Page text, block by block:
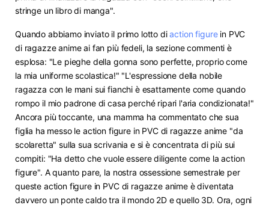
stringe un libro di manga".
Quando abbiamo inviato il primo lotto diaction figurein PVC
di ragazze anime ai fan più fedeli, la sezione commenti è
esplosa: "Le pieghe della gonna sono perfette, proprio come
la mia uniforme scolastica!" "L'espressione della nobile
ragazza con le mani sui fianchi è esattamente come quando
rompo il mio padrone di casa perché ripari l'aria condizionata!"
Ancora più toccante, una mamma ha commentato che sua
figlia ha messo le action figure in PVC di ragazze anime "da
scolaretta" sulla sua scrivania e si è concentrata di più sui
compiti: "Ha detto che vuole essere diligente come la action
figure". A quanto pare, la nostra ossessione semestrale per
queste action figure in PVC di ragazze anime è diventata
davvero un ponte caldo tra il mondo 2D e quello 3D. Ora, ogni